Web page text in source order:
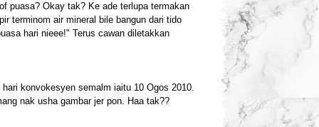
puasa? Okay tak? Ke ade terlupa termakan
terminom air mineral bile bangun dari tido
hari nieee!" Terus cawan diletakkan
konvokesyen semalm iaitu 10 Ogos 2010.
nak usha gambar jer pon. Haa tak??